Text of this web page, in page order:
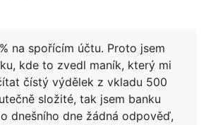
na spořícím účtu. Proto jsem
kde to zvedl maník, který mi
čístý výdělek z vkladu 500
složité, tak jsem banku
dnešního dne žádná odpověď,